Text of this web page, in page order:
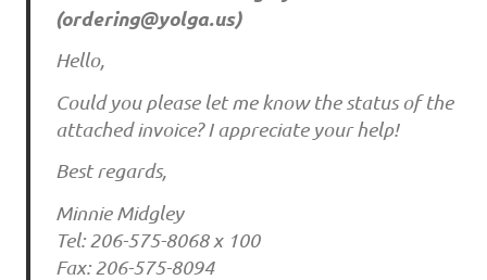
(ordering@yolga.us)
Hello,
Could you please let me know the status of the
attached invoice? I appreciate your help!
Best regards,
Minnie Midgley
Tel: 206-575-8068 x 100
Fax: 206-575-8094